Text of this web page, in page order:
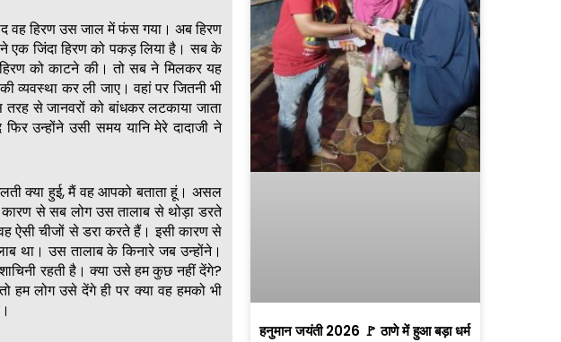
वह हिरण उस जाल में फंस गया। अब हिरण
जिंदा हिरण को पकड़ लिया है। सब के
को काटने की। तो सब ने मिलकर यह
व्यवस्था कर ली जाए। वहां पर जितनी भी
से जानवरों को बांधकर लटकाया जाता
उन्होंने उसी समय यानि मेरे दादाजी ने
क्या हुई, मैं वह आपको बताता हूं। असल
कारण से सब लोग उस तालाब से थोड़ा डरते
ऐसी चीजों से डरा करते हैं। इसी कारण से
था। उस तालाब के किनारे जब उन्होंने।
रहती है। क्या उसे हम कुछ नहीं देंगे?
हम लोग उसे देंगे ही पर क्या वह हमको भी
हनुमान जयंती 2026 🚩 ठाणे में हुआ बड़ा धर्म